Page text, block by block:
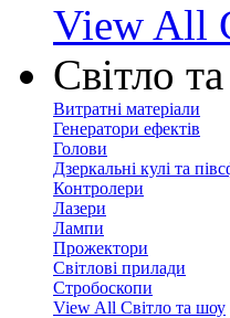
View All
Світло
Витратні матеріали
Генератори ефектів
Голови
Дзеркальні кулі та
Контролери
Лазери
Лампи
Прожектори
Світлові прилади
Стробоскопи
View All Світло та шоу